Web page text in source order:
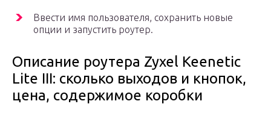
Ввести имя пользователя, сохранить новые
опции и запустить роутер.
Описание роутера Zyxel Keenetic
Lite III: сколько выходов и кнопок,
цена, содержимое коробки